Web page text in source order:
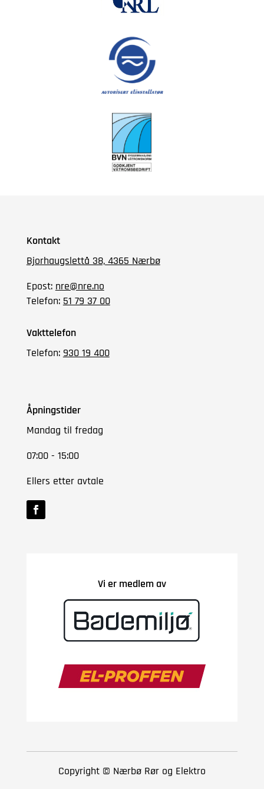
Kontakt
Bjorhaugslettå 38, 4365 Nærbø
Epost: nre@nre.no
Telefon: 51 79 37 00
Vakttelefon
Telefon: 930 19 400
Åpningstider
Mandag til fredag
07:00 - 15:00
Ellers etter avtale
Vi er medlem av
Copyright © Nærbø Rør og Elektro